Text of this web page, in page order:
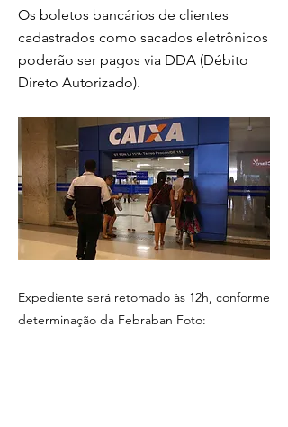
Os boletos bancários de clientes
cadastrados como sacados eletrônicos
poderão ser pagos via DDA (Débito
Direto Autorizado).
Expediente será retomado às 12h, conforme
determinação da Febraban Foto: